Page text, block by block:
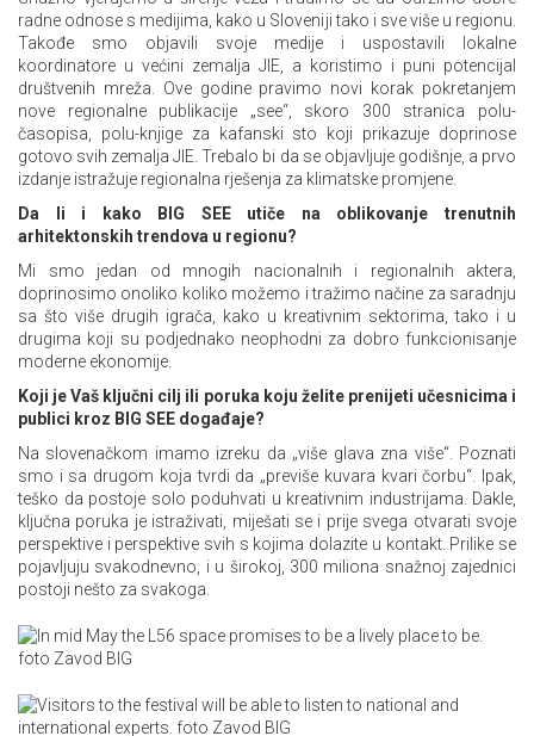
radne odnose s medijima, kako u Sloveniji tako i sve više u regionu.
Takođe smo objavili svoje medije i uspostavili lokalne
koordinatore u većini zemalja JIE, a koristimo i puni potencijal
društvenih mreža. Ove godine pravimo novi korak pokretanjem
nove regionalne publikacije „see“, skoro 300 stranica polu-
časopisa, polu-knjige za kafanski sto koji prikazuje doprinose
gotovo svih zemalja JIE. Trebalo bi da se objavljuje godišnje, a prvo
izdanje istražuje regionalna rješenja za klimatske promjene.
Da li i kako BIG SEE utiče na oblikovanje trenutnih
arhitektonskih trendova u regionu?
Mi smo jedan od mnogih nacionalnih i regionalnih aktera,
doprinosimo onoliko koliko možemo i tražimo načine za saradnju
sa što više drugih igrača, kako u kreativnim sektorima, tako i u
drugima koji su podjednako neophodni za dobro funkcionisanje
moderne ekonomije.
Koji je Vaš ključni cilj ili poruka koju želite prenijeti učesnicima i
publici kroz BIG SEE događaje?
Na slovenačkom imamo izreku da „više glava zna više“. Poznati
smo i sa drugom koja tvrdi da „previše kuvara kvari čorbu“. Ipak,
teško da postoje solo poduhvati u kreativnim industrijama. Dakle,
ključna poruka je istraživati, miješati se i prije svega otvarati svoje
perspektive i perspektive svih s kojima dolazite u kontakt. Prilike se
pojavljuju svakodnevno, i u širokoj, 300 miliona snažnoj zajednici
postoji nešto za svakoga.